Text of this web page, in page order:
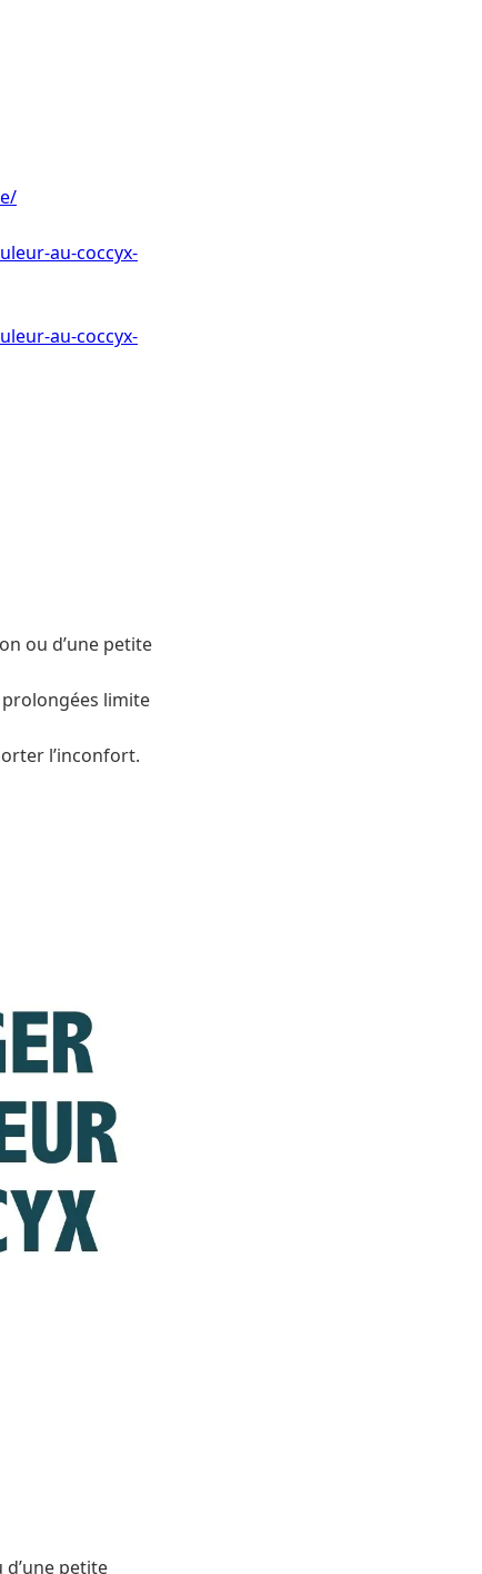
au-coccyx-
au-coccyx-
ou d’une petite
prolongées limite
l’inconfort.
petite